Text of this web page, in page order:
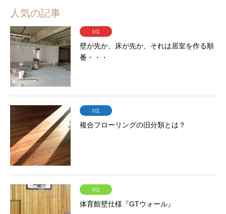
人気の記事
1位
壁が先か、床が先か、それは居室を作る順
番・・・
2位
複合フローリングの旧分類とは？
3位
体育館壁仕様『GTウォール』